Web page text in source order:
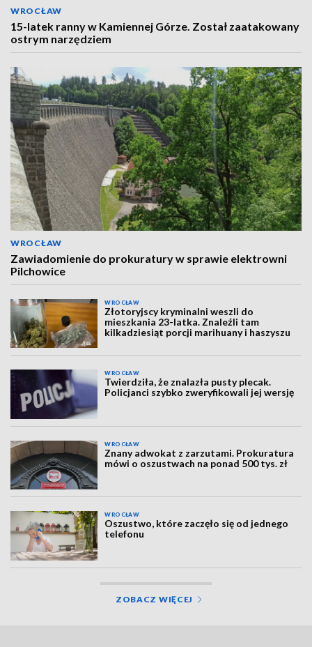
WROCŁAW
15-latek ranny w Kamiennej Górze. Został zaatakowany
ostrym narzędziem
WROCŁAW
Zawiadomienie do prokuratury w sprawie elektrowni
Pilchowice
WROCŁAW
Złotoryjscy kryminalni weszli do
mieszkania 23-latka. Znaleźli tam
kilkadziesiąt porcji marihuany i haszyszu
WROCŁAW
Twierdziła, że znalazła pusty plecak.
Policjanci szybko zweryfikowali jej wersję
WROCŁAW
Znany adwokat z zarzutami. Prokuratura
mówi o oszustwach na ponad 500 tys. zł
WROCŁAW
Oszustwo, które zaczęło się od jednego
telefonu
ZOBACZ WIĘCEJ